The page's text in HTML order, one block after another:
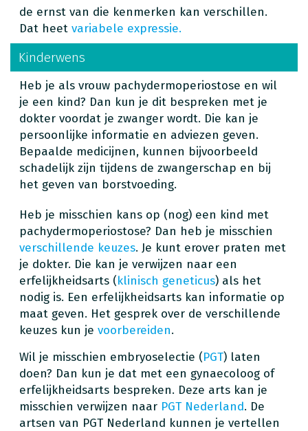
de ernst van die kenmerken kan verschillen.
Dat heet variabele expressie.
Kinderwens
Heb je als vrouw pachydermoperiostose en wil
je een kind? Dan kun je dit bespreken met je
dokter voordat je zwanger wordt. Die kan je
persoonlijke informatie en adviezen geven.
Bepaalde medicijnen, kunnen bijvoorbeeld
schadelijk zijn tijdens de zwangerschap en bij
het geven van borstvoeding.
Heb je misschien kans op (nog) een kind met
pachydermoperiostose? Dan heb je misschien
verschillende keuzes. Je kunt erover praten met
je dokter. Die kan je verwijzen naar een
erfelijkheidsarts (klinisch geneticus) als het
nodig is. Een erfelijkheidsarts kan informatie op
maat geven. Het gesprek over de verschillende
keuzes kun je voorbereiden.
Wil je misschien embryoselectie (PGT) laten
doen? Dan kun je dat met een gynaecoloog of
erfelijkheidsarts bespreken. Deze arts kan je
misschien verwijzen naar PGT Nederland. De
artsen van PGT Nederland kunnen je vertellen